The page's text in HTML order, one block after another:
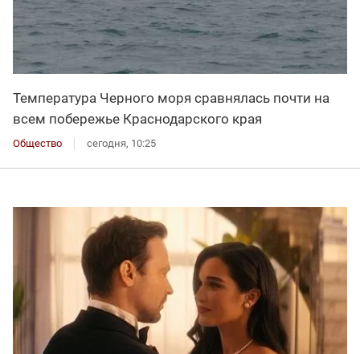
Температура Черного моря сравнялась почти на
всем побережье Краснодарского края
Общество сегодня, 10:25